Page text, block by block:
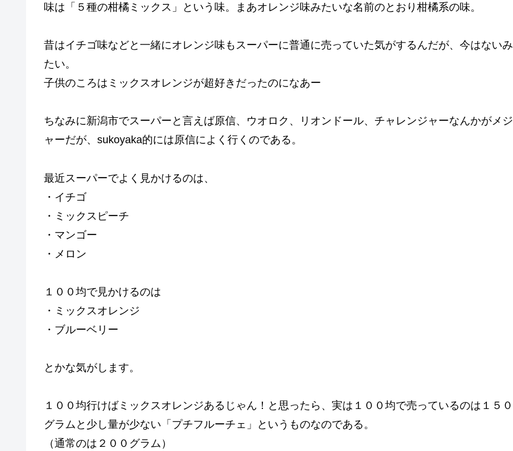
味は「５種の柑橘ミックス」という味。まあオレンジ味みたいな名前のとおり柑橘系の味。
昔はイチゴ味などと一緒にオレンジ味もスーパーに普通に売っていた気がするんだが、今はないみ
たい。
子供のころはミックスオレンジが超好きだったのになあー
ちなみに新潟市でスーパーと言えば原信、ウオロク、リオンドール、チャレンジャーなんかがメジ
ャーだが、sukoyaka的には原信によく行くのである。
最近スーパーでよく見かけるのは、
・イチゴ
・ミックスピーチ
・マンゴー
・メロン
１００均で見かけるのは
・ミックスオレンジ
・ブルーベリー
とかな気がします。
１００均行けばミックスオレンジあるじゃん！と思ったら、実は１００均で売っているのは１５０
グラムと少し量が少ない「プチフルーチェ」というものなのである。
（通常のは２００グラム）